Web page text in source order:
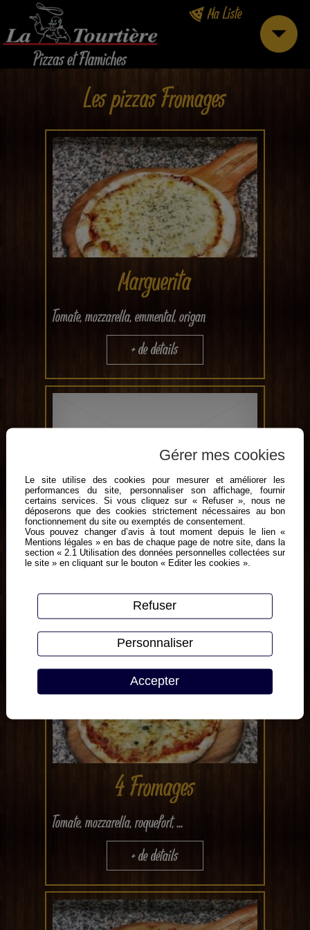
Ma Liste
Les pizzas Fromages
Marguerita
Tomate, mozzarella, emmental, origan
+ de détails
Campagnarde
tomate, chèvre ,lard fume,gruyère, origan
+ de détails
4 Fromages
Tomate, mozzarella, roquefort, ...
+ de détails
Gérer mes cookies
Le site utilise des cookies pour mesurer et améliorer les
performances du site, personnaliser son affichage, fournir
certains services. Si vous cliquez sur « Refuser », nous ne
déposerons que des cookies strictement nécessaires au bon
fonctionnement du site ou exemptés de consentement.
Vous pouvez changer d’avis à tout moment depuis le lien «
Mentions légales » en bas de chaque page de notre site, dans la
section « 2.1 Utilisation des données personnelles collectées sur
le site » en cliquant sur le bouton « Editer les cookies ».
Accepter
Refuser
Personnaliser